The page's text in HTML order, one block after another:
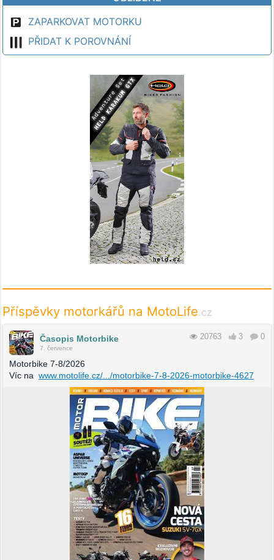
ZAPARKOVAT MOTORKU
PŘIDAT K POROVNÁNÍ
Příspěvky motorkářů na MotoLife.cz
Časopis Motorbike
7. července
20763 3 0
Motorbike 7-8/2026
Víc na www.motolife.cz/.../motorbike-7-8-2026-motorbike-4627